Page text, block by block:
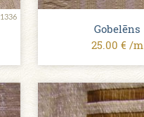
1336
Gobelēns
25.00 € /m